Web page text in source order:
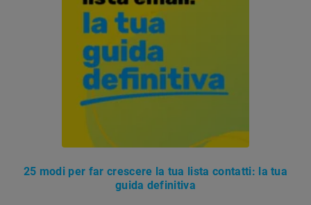
25 modi per far crescere la tua lista contatti: la tua
guida definitiva